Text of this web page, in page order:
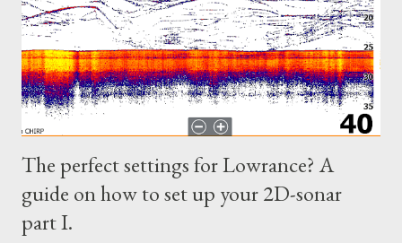
The perfect settings for Lowrance? A
guide on how to set up your 2D-sonar
part I.